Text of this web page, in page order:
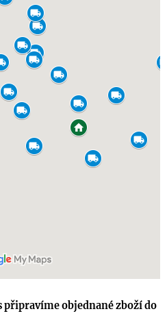
připravíme objednané zboží do